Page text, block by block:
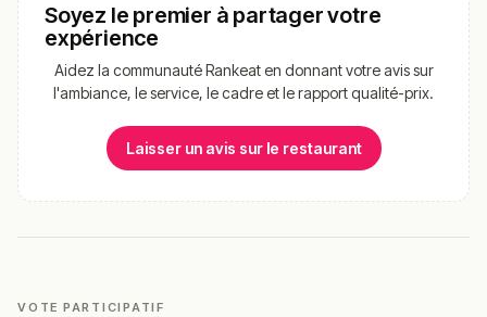
Soyez le premier à partager votre
expérience
Aidez la communauté Rankeat en donnant votre avis sur
l'ambiance, le service, le cadre et le rapport qualité-prix.
Laisser un avis sur le restaurant
VOTE PARTICIPATIF